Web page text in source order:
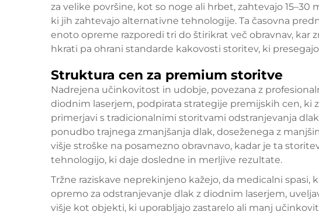
za velike površine, kot so noge ali hrbet, zahtevajo
ki jih zahtevajo alternativne tehnologije. Ta časovna
enoto opreme razporedi tri do štirikrat več obravnav, kar
hkrati pa ohrani standarde kakovosti storitev, ki
Struktura cen za premium storitve
Nadrejena učinkovitost in udobje, povezana z
diodnim laserjem, podpirata strategije premijskih cen, ki
primerjavi s tradicionalnimi storitvami odstranjevanja
ponudbo trajnega zmanjšanja dlak, doseženega z
višje stroške na posamezno obravnavo, kadar je ta
tehnologijo, ki daje dosledne in merljive rezultate.
Tržne raziskave neprekinjeno kažejo, da medicalni spasi,
opremo za odstranjevanje dlak z diodnim laserjem,
višje kot objekti, ki uporabljajo zastarelo ali manj